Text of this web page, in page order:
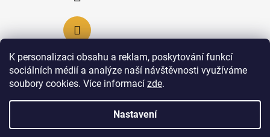
K personalizaci obsahu a reklam, poskytování funkcí
sociálních médií a analýze naší návštěvnosti využíváme
soubory cookies. Více informací zde.
Nastavení